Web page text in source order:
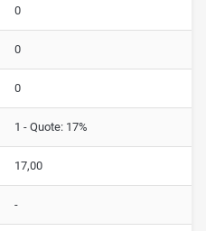
0
0
0
1 - Quote: 17%
17,00
-